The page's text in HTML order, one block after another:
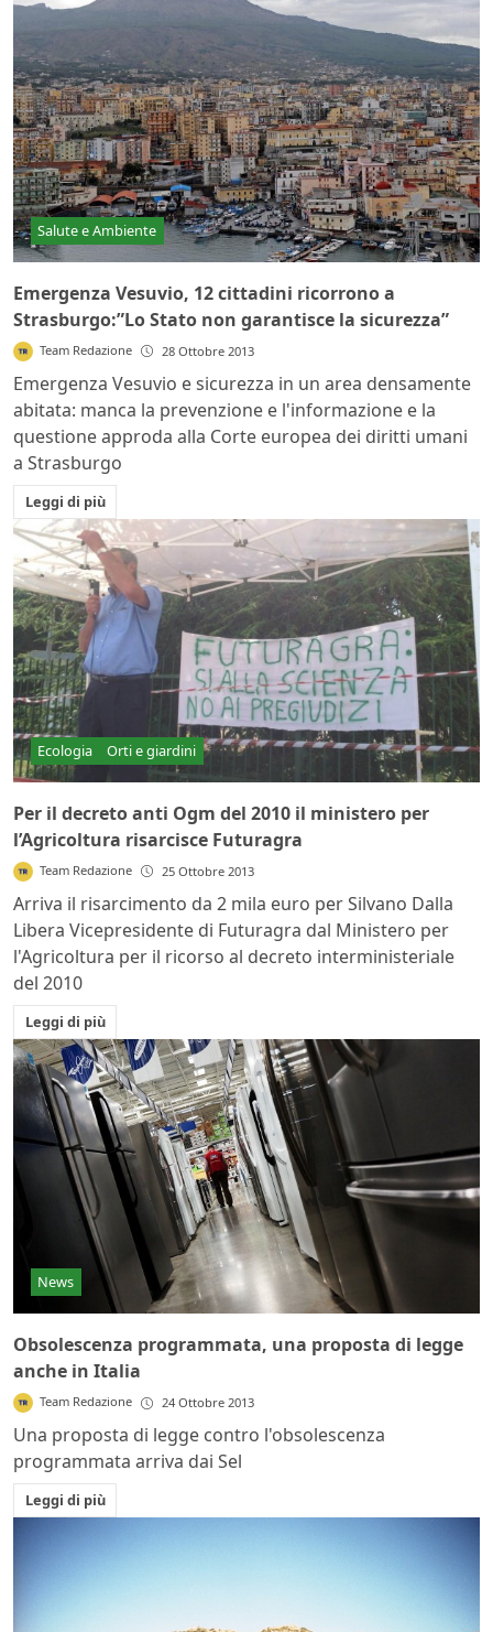
Salute e Ambiente
Emergenza Vesuvio, 12 cittadini ricorrono a
Strasburgo:”Lo Stato non garantisce la sicurezza”
Team Redazione 28 Ottobre 2013
Emergenza Vesuvio e sicurezza in un area densamente
abitata: manca la prevenzione e l'informazione e la
questione approda alla Corte europea dei diritti umani
a Strasburgo
Leggi di più
Ecologia Orti e giardini
Per il decreto anti Ogm del 2010 il ministero per
l’Agricoltura risarcisce Futuragra
Team Redazione 25 Ottobre 2013
Arriva il risarcimento da 2 mila euro per Silvano Dalla
Libera Vicepresidente di Futuragra dal Ministero per
l'Agricoltura per il ricorso al decreto interministeriale
del 2010
Leggi di più
News
Obsolescenza programmata, una proposta di legge
anche in Italia
Team Redazione 24 Ottobre 2013
Una proposta di legge contro l'obsolescenza
programmata arriva dai Sel
Leggi di più